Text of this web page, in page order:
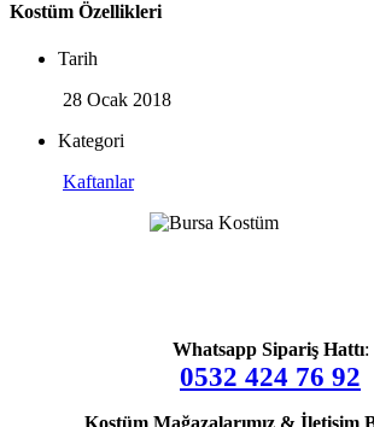
Kostüm Özellikleri
Tarih
28 Ocak 2018
Kategori
Kaftanlar
Whatsapp Sipariş Hattı:
0532 424 76 92